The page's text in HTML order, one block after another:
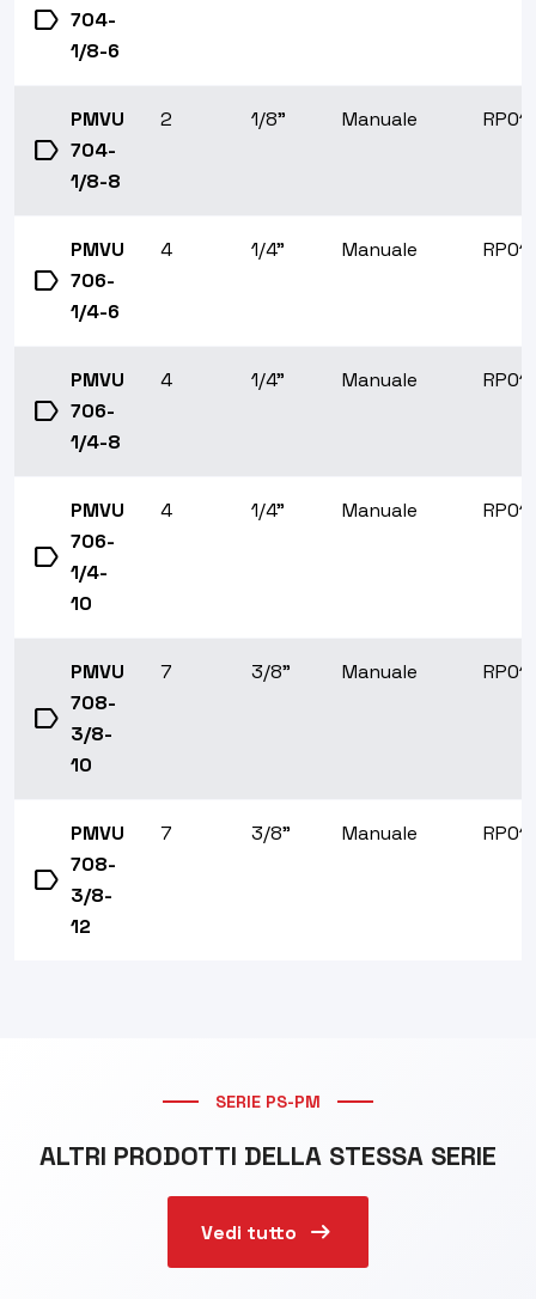
label 704-
1/8-6
label
PMVU
704-
1/8-8
2 1/8" Manuale RP01
label
PMVU
706-
1/4-6
4 1/4" Manuale RP01
label
PMVU
706-
1/4-8
4 1/4" Manuale RP01
label
PMVU
706-
1/4-
10
4 1/4" Manuale RP01
label
PMVU
708-
3/8-
10
7 3/8" Manuale RP01
label
PMVU
708-
3/8-
12
7 3/8" Manuale RP01
SERIE PS-PM
ALTRI PRODOTTI DELLA STESSA SERIE
Vedi tutto arrow_right_alt